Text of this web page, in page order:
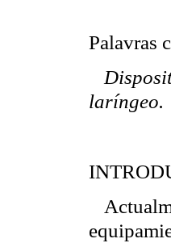
Palavras
laríngeo.